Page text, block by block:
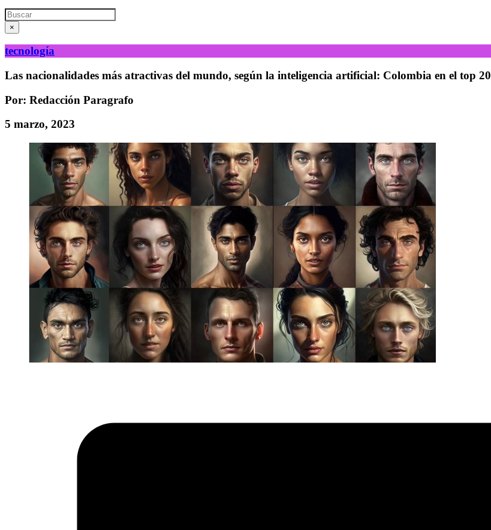
Search
×
tecnología
Las nacionalidades más atractivas del mundo, según la inteligencia artificial: Colombia en el top 20
Por: Redacción Paragrafo
5 marzo, 2023